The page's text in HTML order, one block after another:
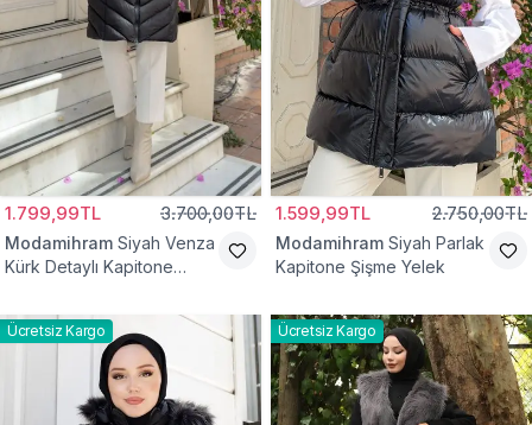
1.799,99TL 3.700,00TL
Modamihram Siyah Venza
Kürk Detaylı Kapitone
1.599,99TL 2.750,00TL
Modamihram Siyah Parlak
Kapitone Şişme Yelek
Ücretsiz Kargo Ücretsiz Kargo